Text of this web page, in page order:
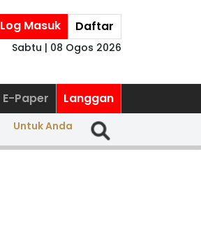
Log Masuk Daftar
Sabtu | 08 Ogos 2026
E-Paper Langgan
Untuk Anda